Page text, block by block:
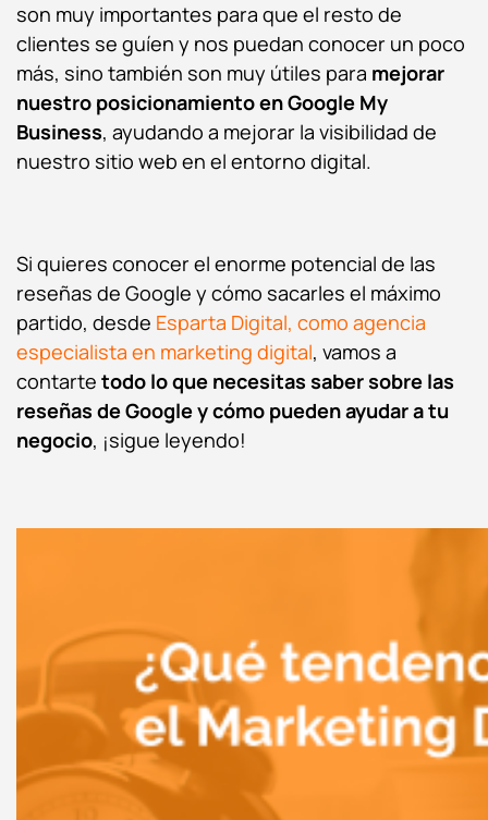
son muy importantes para que el resto de
clientes se guíen y nos puedan conocer un poco
más, sino también son muy útiles para mejorar
nuestro posicionamiento en Google My
Business, ayudando a mejorar la visibilidad de
nuestro sitio web en el entorno digital.
Si quieres conocer el enorme potencial de las
reseñas de Google y cómo sacarles el máximo
partido, desde Esparta Digital, como agencia
especialista en marketing digital, vamos a
contarte todo lo que necesitas saber sobre las
reseñas de Google y cómo pueden ayudar a tu
negocio, ¡sigue leyendo!